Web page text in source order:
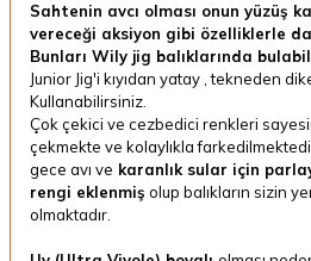
Sahtenin avcı olması onun yüzüş
vereceği aksiyon gibi özelliklerle
Bunları Wily jig balıklarında
Junior Jig'i kıyıdan yatay , tekneden
Kullanabilirsiniz.
Çok çekici ve cezbedici renkleri
çekmekte ve kolaylıkla
gece avı ve karanlık sular için
rengi eklenmiş olup balıkların sizin
olmaktadır.